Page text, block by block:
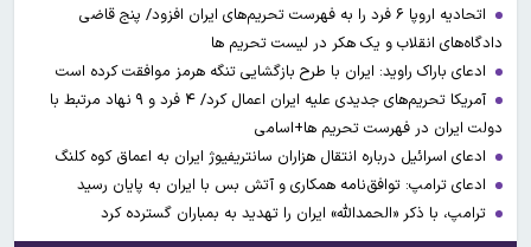
اتحادیه اروپا ۶ فرد را به فهرست تحریم‌های ایران افزود/ پنج قاضی
دادگاه‌های انقلاب و یک هکر در لیست تحریم ها
ادعای باراک راوید: ایران با طرح بازگشایی تنگه هرمز موافقت کرده است
آمریکا تحریم‌های جدیدی علیه ایران اعمال کرد/ ۴ فرد و ۹ نهاد مرتبط با
دولت ایران در فهرست تحریم ها+اسامی
ادعای اسرائیل درباره انتقال هزاران سانتریفیوژ ایران به اعماق کوه کلنگ
ادعای ترامپ: توافق‌نامه همکاری و آتش بس با ایران به پایان رسید
ترامپ، با ذکر «الحمدالله» ایران را تهدید به بمباران گسترده کرد